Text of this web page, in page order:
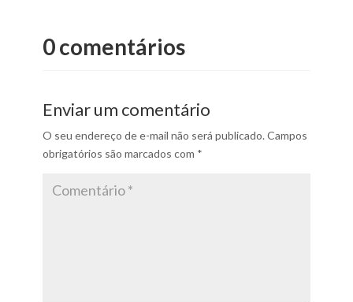
0 comentários
Enviar um comentário
O seu endereço de e-mail não será publicado. Campos
obrigatórios são marcados com *